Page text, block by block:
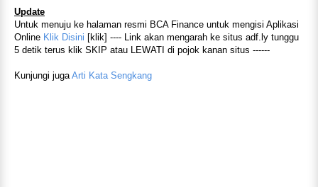
Update
Untuk menuju ke halaman resmi BCA Finance untuk mengisi Aplikasi
Online Klik Disini [klik] ---- Link akan mengarah ke situs adf.ly tunggu
5 detik terus klik SKIP atau LEWATI di pojok kanan situs ------
Kunjungi jugaArti Kata Sengkang